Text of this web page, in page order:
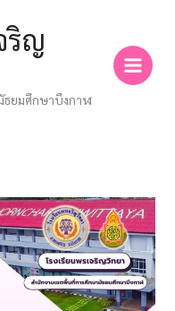
ริญ
ธยมศึกษาบึงกาฬ